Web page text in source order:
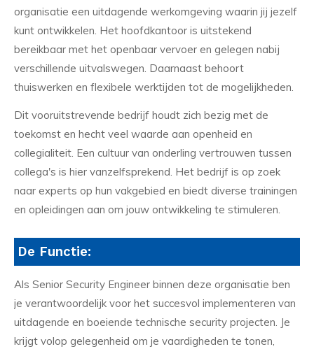
organisatie een uitdagende werkomgeving waarin jij jezelf
kunt ontwikkelen. Het hoofdkantoor is uitstekend
bereikbaar met het openbaar vervoer en gelegen nabij
verschillende uitvalswegen. Daarnaast behoort
thuiswerken en flexibele werktijden tot de mogelijkheden.
Dit vooruitstrevende bedrijf houdt zich bezig met de
toekomst en hecht veel waarde aan openheid en
collegialiteit. Een cultuur van onderling vertrouwen tussen
collega's is hier vanzelfsprekend. Het bedrijf is op zoek
naar experts op hun vakgebied en biedt diverse trainingen
en opleidingen aan om jouw ontwikkeling te stimuleren.
De Functie:
Als Senior Security Engineer binnen deze organisatie ben
je verantwoordelijk voor het succesvol implementeren van
uitdagende en boeiende technische security projecten. Je
krijgt volop gelegenheid om je vaardigheden te tonen,